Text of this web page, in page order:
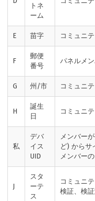
トネ
ーム
E 苗字 コミュニ
F
郵便
番号
パネルメ
G 州/市 コミュニ
H
誕生
日
コミュニ
私
デバ
イス
UID
メンバー
ど) からサ
メンバーの
J
スタ
ーテ
ス
コミュニ
検証、検